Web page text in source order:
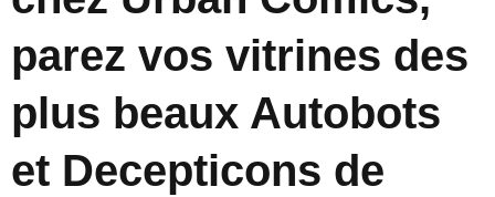
parez vos vitrines des
plus beaux Autobots
et Decepticons de